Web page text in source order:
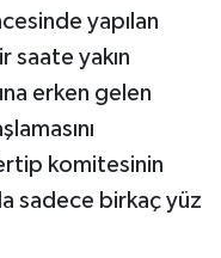
yapılan
saate yakın
erken gelen
komitesinin
sadece birkaç yüz